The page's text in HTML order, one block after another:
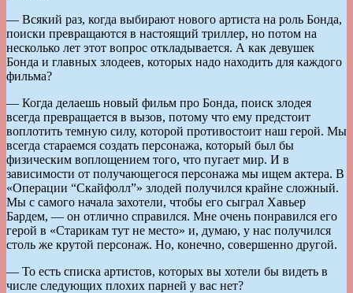
— Всякий раз, когда выбирают нового артиста на роль Бонда,
поиски превращаются в настоящий триллер, но потом на
несколько лет этот вопрос откладывается. А как девушек
Бонда и главных злодеев, которых надо находить для каждого
фильма?
— Когда делаешь новый фильм про Бонда, поиск злодея
всегда превращается в вызов, потому что ему предстоит
воплотить темную силу, которой противостоит наш герой. Мы
всегда стараемся создать персонажа, который был бы
физическим воплощением того, что пугает мир. И в
зависимости от получающегося персонажа мы ищем актера. В
«Операции “Скайфолл”» злодей получился крайне сложный.
Мы с самого начала захотели, чтобы его сыграл Хавьер
Бардем, — он отлично справился. Мне очень понравился его
герой в «Старикам тут не место» и, думаю, у нас получился
столь же крутой персонаж. Но, конечно, совершенно другой.
— То есть списка артистов, которых вы хотели бы видеть в
числе следующих плохих парней у вас нет?